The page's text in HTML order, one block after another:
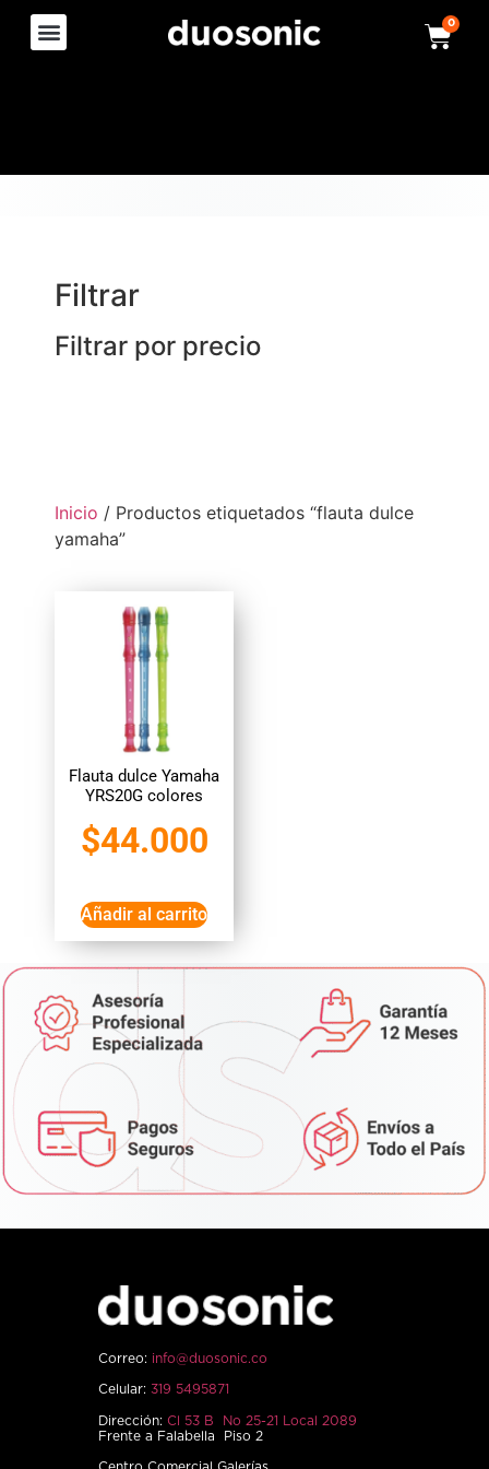
0
Filtrar
Filtrar por precio
Inicio / Productos etiquetados “flauta dulce
yamaha”
Flauta dulce Yamaha
YRS20G colores
$44.000
Añadir al carrito
Correo: info@duosonic.co
Celular: 319 5495871
Dirección: Cl 53 B No 25-21 Local 2089
Frente a Falabella Piso 2